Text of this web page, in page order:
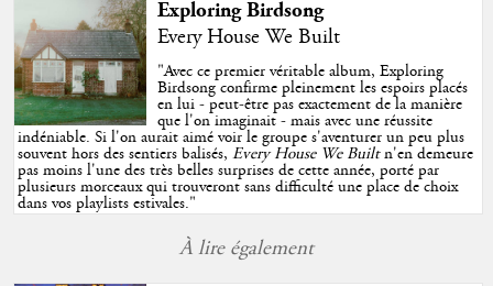
Exploring Birdsong
Every House We Built
"Avec ce premier véritable album, Exploring
Birdsong confirme pleinement les espoirs placés
en lui - peut-être pas exactement de la manière
que l'on imaginait - mais avec une réussite
indéniable. Si l'on aurait aimé voir le groupe s'aventurer un peu plus
souvent hors des sentiers balisés,Every House We Builtn'en demeure
pas moins l'une des très belles surprises de cette année, porté par
plusieurs morceaux qui trouveront sans difficulté une place de choix
dans vos playlists estivales."
À lire également